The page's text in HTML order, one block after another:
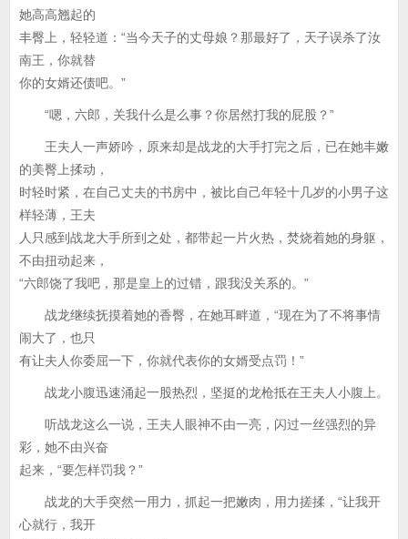
她高高翘起的
丰臀上，轻轻道：“当今天子的丈母娘？那最好了，天子误杀了汝
南王，你就替
你的女婿还债吧。”
“嗯，六郎，关我什么是么事？你居然打我的屁股？”
王夫人一声娇吟，原来却是战龙的大手打完之后，已在她丰嫩
的美臀上揉动，
时轻时紧，在自己丈夫的书房中，被比自己年轻十几岁的小男子这
样轻薄，王夫
人只感到战龙大手所到之处，都带起一片火热，焚烧着她的身躯，
不由扭动起来，
“六郎饶了我吧，那是皇上的过错，跟我没关系的。”
战龙继续抚摸着她的香臀，在她耳畔道，“现在为了不将事情
闹大了，也只
有让夫人你委屈一下，你就代表你的女婿受点罚！”
战龙小腹迅速涌起一股热烈，坚挺的龙枪抵在王夫人小腹上。
听战龙这么一说，王夫人眼神不由一亮，闪过一丝强烈的异
彩，她不由兴奋
起来，“要怎样罚我？”
战龙的大手突然一用力，抓起一把嫩肉，用力搓揉，“让我开
心就行，我开